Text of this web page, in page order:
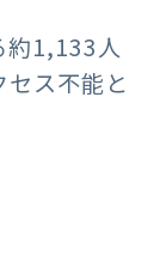
約1,133人
ス不能と